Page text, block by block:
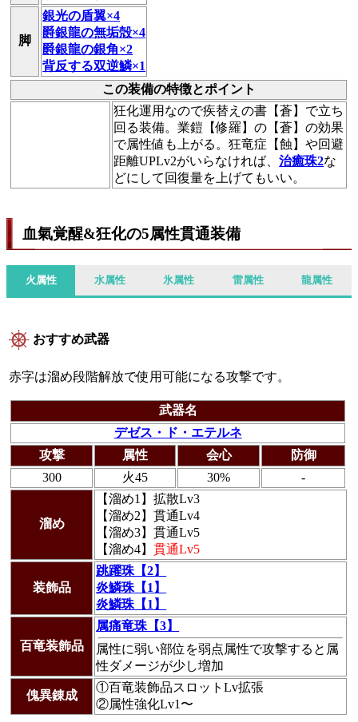
脚
銀光の盾翼×4
爵銀龍の無垢殻×4
爵銀龍の銀角×2
背反する双逆鱗×1
この装備の特徴とポイント
狂化運用なので疾替えの書【蒼】で立ち
回る装備。業鎧【修羅】の【蒼】の効果
で属性値も上がる。狂竜症【蝕】や回避
距離UPLv2がいらなければ、治癒珠2な
どにして回復量を上げてもいい。
血氣覚醒&狂化の5属性貫通装備
火属性 水属性 氷属性 雷属性 龍属性
おすすめ武器
赤字は溜め段階解放で使用可能になる攻撃です。
武器名
デゼス・ド・エテルネ
攻撃
属性 会心
防御
300
火45 30% -
溜め
【溜め1】拡散Lv3
【溜め2】貫通Lv4
【溜め3】貫通Lv5
【溜め4】貫通Lv5
装飾品
跳躍珠【2】
炎鱗珠【1】
炎鱗珠【1】
百竜装飾品
属痛竜珠【3】
属性に弱い部位を弱点属性で攻撃すると属
性ダメージが少し増加
傀異錬成
①百竜装飾品スロットLv拡張
②属性強化Lv1〜